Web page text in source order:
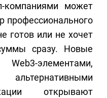
компаниями может
профессионального
готов или не хочет
сразу. Новые
элементами,
открывают